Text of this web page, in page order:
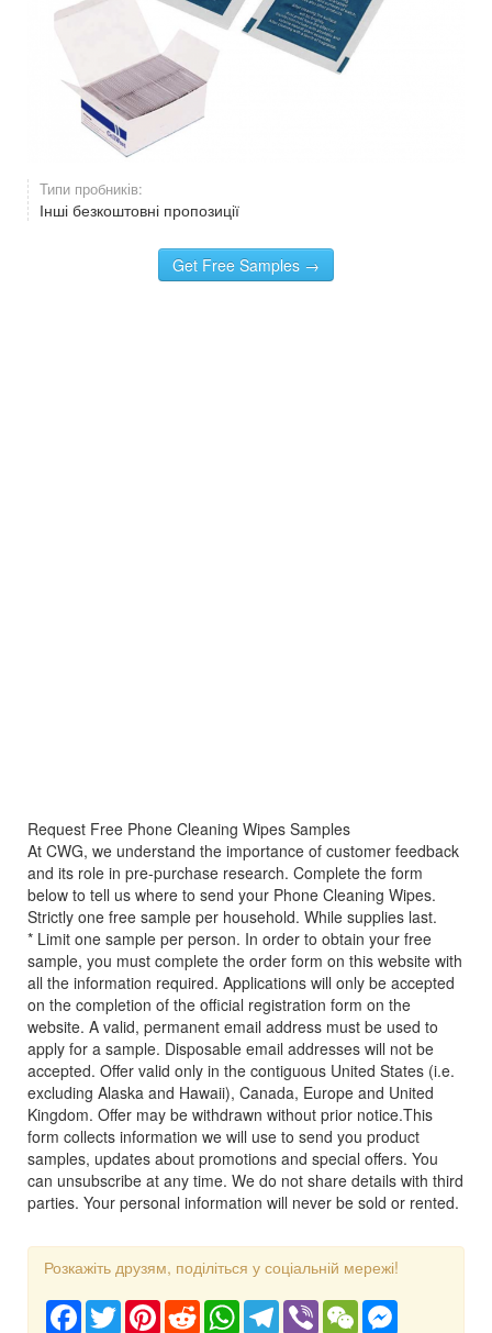
Типи пробників:
Інші безкоштовні пропозиції
Get Free Samples →
Request Free Phone Cleaning Wipes Samples
At CWG, we understand the importance of customer feedback
and its role in pre-purchase research. Complete the form
below to tell us where to send your Phone Cleaning Wipes.
Strictly one free sample per household. While supplies last.
* Limit one sample per person. In order to obtain your free
sample, you must complete the order form on this website with
all the information required. Applications will only be accepted
on the completion of the official registration form on the
website. A valid, permanent email address must be used to
apply for a sample. Disposable email addresses will not be
accepted. Offer valid only in the contiguous United States (i.e.
excluding Alaska and Hawaii), Canada, Europe and United
Kingdom. Offer may be withdrawn without prior notice.This
form collects information we will use to send you product
samples, updates about promotions and special offers. You
can unsubscribe at any time. We do not share details with third
parties. Your personal information will never be sold or rented.
Розкажіть друзям, поділіться у соціальній мережі!
Facebook
TwitterPinterestRedditWhatsAppTelegram
Viber WeChat